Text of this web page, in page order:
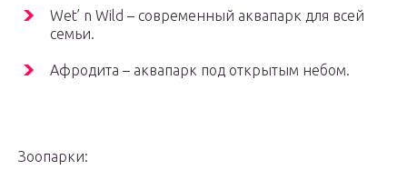
Wet’ n Wild – современный аквапарк для всей
семьи.
Афродита – аквапарк под открытым небом.
Зоопарки: